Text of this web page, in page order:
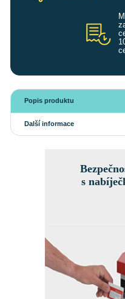
Popis produktu
Další informace
s